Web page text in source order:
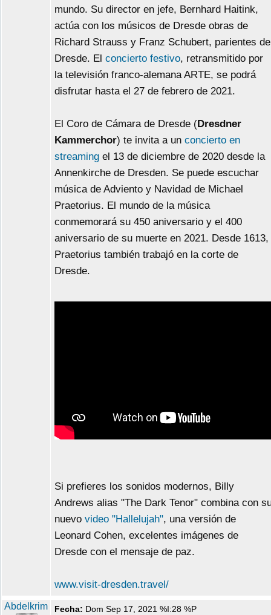
mundo. Su director en jefe, Bernhard Haitink,
actúa con los músicos de Dresde obras de
Richard Strauss y Franz Schubert, parientes de
Dresde. El concierto festivo, retransmitido por
la televisión franco-alemana ARTE, se podrá
disfrutar hasta el 27 de febrero de 2021.
El Coro de Cámara de Dresde (Dresdner
Kammerchor) te invita a un concierto en
streaming el 13 de diciembre de 2020 desde la
Annenkirche de Dresden. Se puede escuchar
música de Adviento y Navidad de Michael
Praetorius. El mundo de la música
conmemorará su 450 aniversario y el 400
aniversario de su muerte en 2021. Desde 1613,
Praetorius también trabajó en la corte de
Dresde.
Si prefieres los sonidos modernos, Billy
Andrews alias "The Dark Tenor" combina con
nuevo video "Hallelujah", una versión de
Leonard Cohen, excelentes imágenes de
Dresde con el mensaje de paz.
www.visit-dresden.travel/
Abdelkrim Fecha: Dom Sep 17, 2021 %I:28 %P